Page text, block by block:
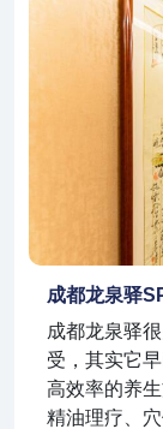
成都龙泉驿
成都龙泉驿
受，其实它
高效率的养
精油理疗、